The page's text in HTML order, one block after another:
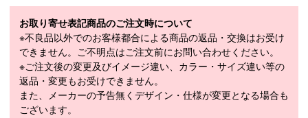
・UVカット
・遮熱
※シャツ以外は商品に含まれません。
素材
本体：ポリエステル 100％、
リブ：ポリエステル 95％、ポリウレタン
5％、
お取り寄せ表記商品のご注文時について
※不良品以外でのお客様都合による商品の返品・交換はお受け
できません。ご不明点はご注文前にお問い合わせください。
※ご注文後の変更及びイメージ違い、カラー・サイズ違い等の
返品・変更もお受けできません。
また、メーカーの予告無くデザイン・仕様が変更となる場合も
ございます。